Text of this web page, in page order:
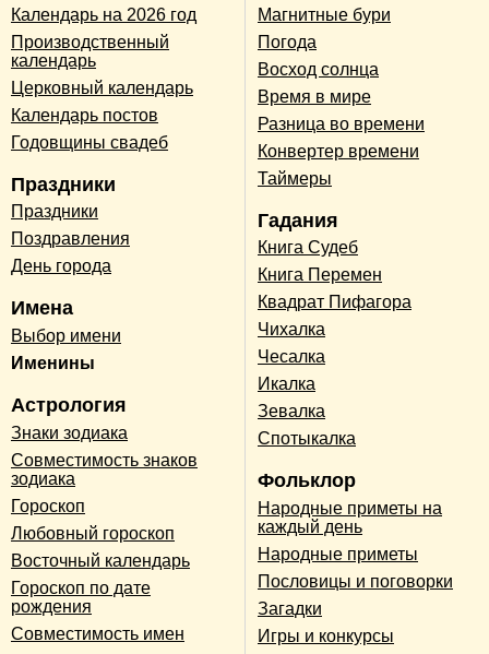
Календарь на 2026 год
Производственный
календарь
Церковный календарь
Календарь постов
Годовщины свадеб
Праздники
Праздники
Поздравления
День города
Имена
Выбор имени
Именины
Астрология
Знаки зодиака
Совместимость знаков
зодиака
Гороскоп
Любовный гороскоп
Восточный календарь
Гороскоп по дате
рождения
Совместимость имен
Магнитные бури
Погода
Восход солнца
Время в мире
Разница во времени
Конвертер времени
Таймеры
Гадания
Книга Судеб
Книга Перемен
Квадрат Пифагора
Чихалка
Чесалка
Икалка
Зевалка
Спотыкалка
Фольклор
Народные приметы на
каждый день
Народные приметы
Пословицы и поговорки
Загадки
Игры и конкурсы